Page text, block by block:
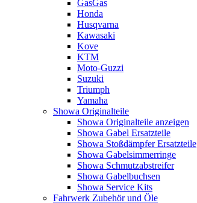
GasGas
Honda
Husqvarna
Kawasaki
Kove
KTM
Moto-Guzzi
Suzuki
Triumph
Yamaha
Showa Originalteile
Showa Originalteile anzeigen
Showa Gabel Ersatzteile
Showa Stoßdämpfer Ersatzteile
Showa Gabelsimmerringe
Showa Schmutzabstreifer
Showa Gabelbuchsen
Showa Service Kits
Fahrwerk Zubehör und Öle